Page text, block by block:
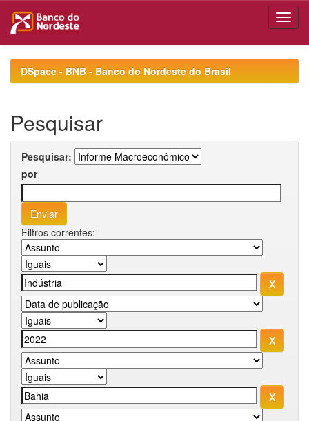
navigationDSpace - BNB - Banco do Nordeste do Brasil
Pesquisar
Pesquisar:
por
Filtros correntes: